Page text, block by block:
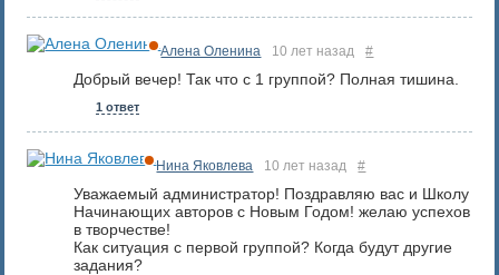
Алена Оленина 10 лет назад #
Добрый вечер! Так что с 1 группой? Полная тишина.
1 ответ
Нина Яковлева 10 лет назад #
Уважаемый администратор! Поздравляю вас и Школу
Начинающих авторов с Новым Годом! желаю успехов
в творчестве!
Как ситуация с первой группой? Когда будут другие
задания?